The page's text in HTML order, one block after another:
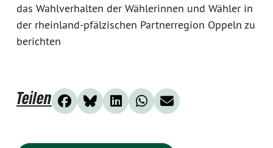
das Wahlverhalten der Wählerinnen und Wähler in
der rheinland-pfälzischen Partnerregion Oppeln zu
berichten
Teilen